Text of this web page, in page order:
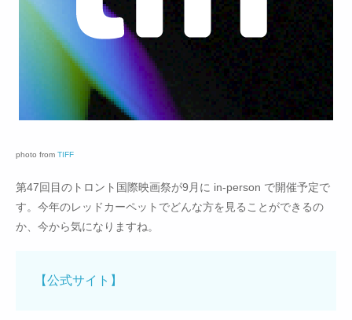
photo from TIFF
第47回目のトロント国際映画祭が9月に in-person で開催予定で
す。今年のレッドカーペットでどんな方を見ることができるの
か、今から気になりますね。
【公式サイト】